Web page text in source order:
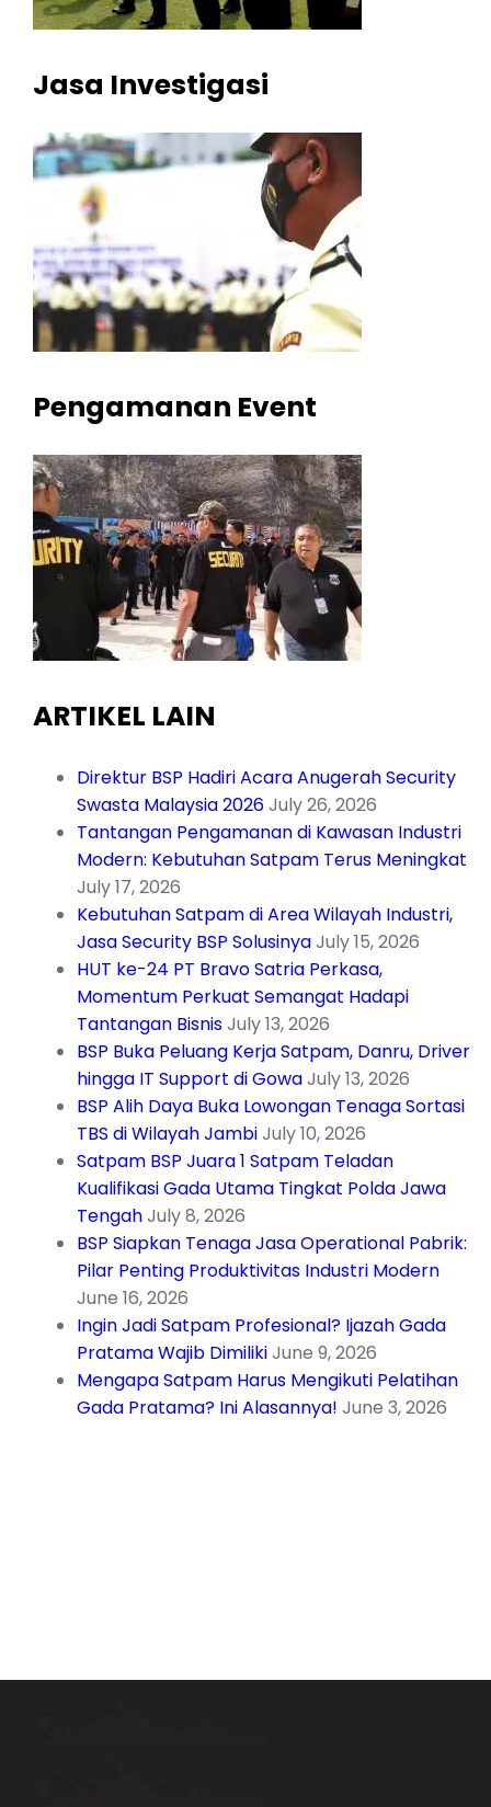
Jasa Investigasi
Pengamanan Event
ARTIKEL LAIN
Direktur BSP Hadiri Acara Anugerah Security
Swasta Malaysia 2026July 26, 2026
Tantangan Pengamanan di Kawasan Industri
Modern: Kebutuhan Satpam Terus Meningkat
July 17, 2026
Kebutuhan Satpam di Area Wilayah Industri,
Jasa Security BSP SolusinyaJuly 15, 2026
HUT ke-24 PT Bravo Satria Perkasa,
Momentum Perkuat Semangat Hadapi
Tantangan BisnisJuly 13, 2026
BSP Buka Peluang Kerja Satpam, Danru, Driver
hingga IT Support di GowaJuly 13, 2026
BSP Alih Daya Buka Lowongan Tenaga Sortasi
TBS di Wilayah JambiJuly 10, 2026
Satpam BSP Juara 1 Satpam Teladan
Kualifikasi Gada Utama Tingkat Polda Jawa
TengahJuly 8, 2026
BSP Siapkan Tenaga Jasa Operational Pabrik:
Pilar Penting Produktivitas Industri Modern
June 16, 2026
Ingin Jadi Satpam Profesional? Ijazah Gada
Pratama Wajib DimilikiJune 9, 2026
Mengapa Satpam Harus Mengikuti Pelatihan
Gada Pratama? Ini Alasannya! June 3, 2026